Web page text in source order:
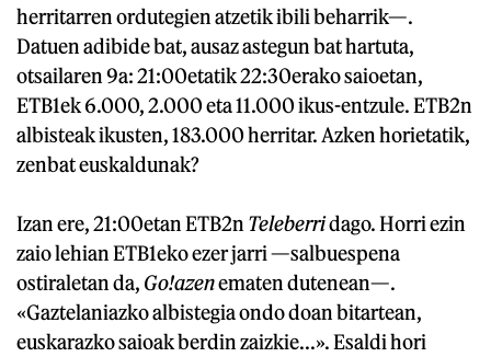
herritarren ordutegien atzetik ibili beharrik—.
Datuen adibide bat, ausaz astegun bat hartuta,
otsailaren 9a: 21:00etatik 22:30erako saioetan,
ETB1ek 6.000, 2.000 eta 11.000 ikus-entzule. ETB2n
albisteak ikusten, 183.000 herritar. Azken horietatik,
zenbat euskaldunak?
Izan ere, 21:00etan ETB2n Teleberridago. Horri ezin
zaio lehian ETB1eko ezer jarri —salbuespena
ostiraletan da, Go!azenematen dutenean—.
«Gaztelaniazko albistegia ondo doan bitartean,
euskarazko saioak berdin zaizkie...». Esaldi hori